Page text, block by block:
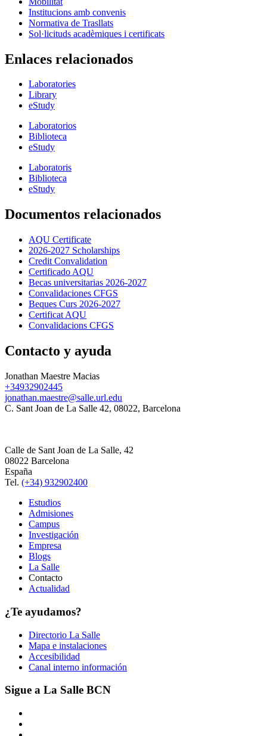
Institucions amb convenis
Normativa de Trasllats
Sol·licituds acadèmiques i certificats
Enlaces relacionados
Laboratories
Library
eStudy
Laboratorios
Biblioteca
eStudy
Laboratoris
Biblioteca
eStudy
Documentos relacionados
AQU Certificate
2026-2027 Scholarships
Credit Convalidation
Certificado AQU
Becas universitarias 2026-2027
Convalidaciones CFGS
Beques Curs 2026-2027
Certificat AQU
Convalidacions CFGS
Contacto y ayuda
Jonathan Maestre Macias
+34932902445
jonathan.maestre@salle.url.edu
C. Sant Joan de La Salle 42, 08022, Barcelona
Calle de Sant Joan de La Salle, 42
08022 Barcelona
España
Tel. (+34) 932902400
Estudios
Admisiones
Campus
Investigación
Empresa
Blogs
La Salle
Contacto
Actualidad
¿Te ayudamos?
Directorio La Salle
Mapa e instalaciones
Accesibilidad
Canal interno información
Sigue a La Salle BCN